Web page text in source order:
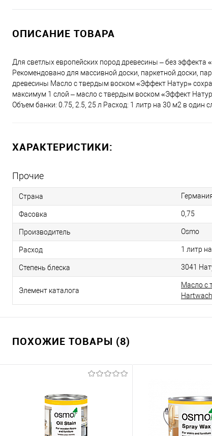
ОПИСАНИЕ ТОВАРА
Для светлых европейских пород древесины – без
Рекомендовано для массивной доски, паркетной доски,
древесины Масло с твердым воском «Эффект Натур»
максимум 1 слой – масло с твердым воском «Эффект
Объем банки: 0.75, 2.5, 25 л Расход: 1 литр на 30 м2 в один
ХАРАКТЕРИСТИКИ:
Прочие
Страна
Фасовка 0,75
Производитель Osmo
Расход 1 литр
Степень блеска 3041
Элемент каталога
Масло с
ПОХОЖИЕ ТОВАРЫ (8)